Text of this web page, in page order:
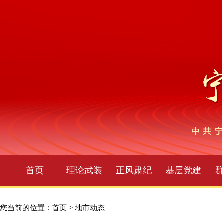
首页 理论武装 正风肃纪 基层党建
您当前的位置： 首页 > 地市动态